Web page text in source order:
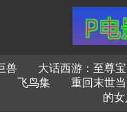
兽 大话西游：至尊宝
飞鸟集 重回末世
的女